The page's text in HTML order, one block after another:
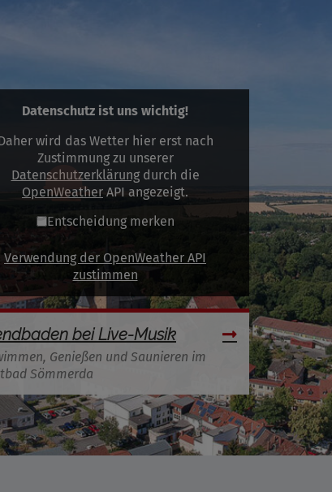
Datenschutz ist uns wichtig!
wird das Wetter hier erst nach
Zustimmung zu unserer
Datenschutzerklärungdurch die
OpenWeather API angezeigt.
Entscheidung merken
Verwendung der OpenWeather API
zustimmen
bei Live-Musik
Genießen und Saunieren im
Sömmerda